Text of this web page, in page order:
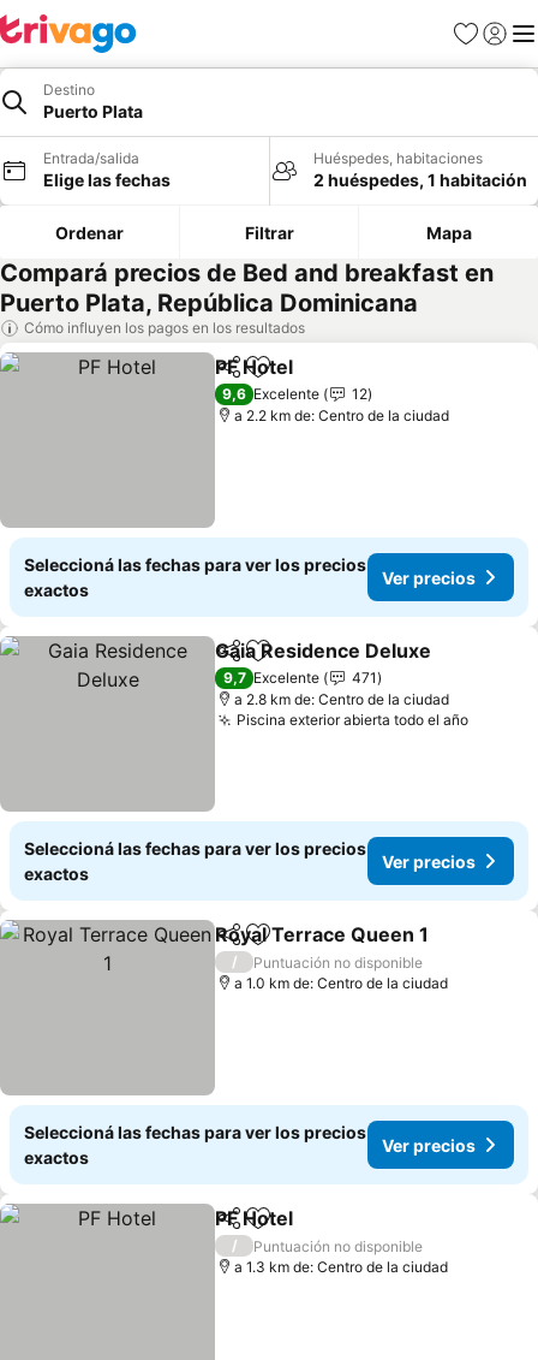
Favoritos
Iniciar
Destino
Puerto Plata
Entrada/salida
Elige las fechas
Huéspedes, habitaciones
2 huéspedes, 1 habitación
Ordenar Filtrar Mapa
Compará precios de Bed and breakfast en
Puerto Plata, República Dominicana
Cómo influyen los pagos en los resultados
CompartirAñadir a favoritos
PF Hotel
9,6 Excelente
12
a 2.2 km de: Centro de la ciudad
Seleccioná las fechas para ver los precios
exactos
Ver precios
CompartirAñadir a favoritos
Gaia Residence Deluxe
9,7 Excelente
471
a 2.8 km de: Centro de la ciudad
Piscina exterior abierta todo el año
Seleccioná las fechas para ver los precios
exactos
Ver precios
CompartirAñadir a favoritos
Royal Terrace Queen 1
/
Puntuación no disponible
a 1.0 km de: Centro de la ciudad
Seleccioná las fechas para ver los precios
exactos
Ver precios
CompartirAñadir a favoritos
PF Hotel
/
Puntuación no disponible
a 1.3 km de: Centro de la ciudad